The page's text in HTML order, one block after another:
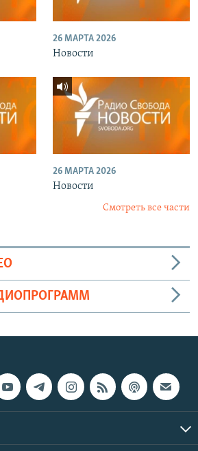
26 МАРТА 2026
Новости
26 МАРТА 2026
Новости
Смотреть все части